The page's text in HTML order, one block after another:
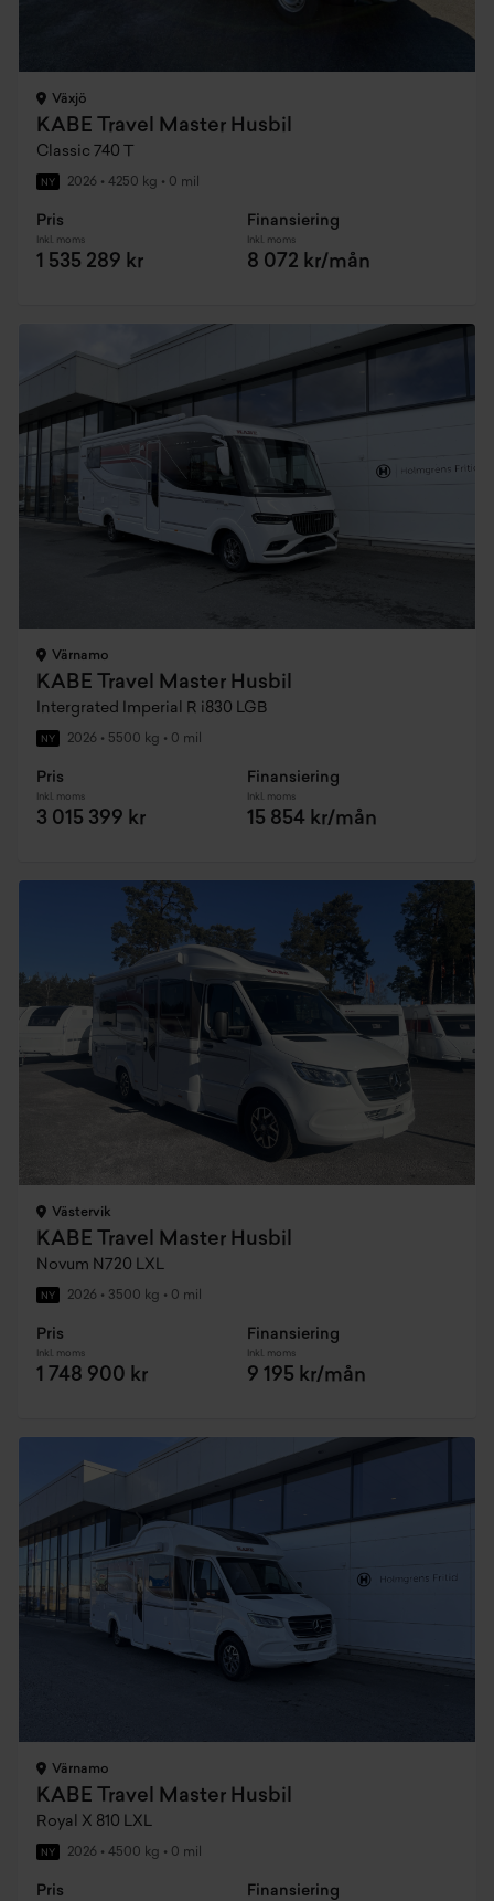
Växjö
KABE Travel Master Husbil
Classic 740 T
NY 2026 • 4250 kg • 0 mil
Pris
Inkl. moms
1 535 289 kr
Finansiering
Inkl. moms
8 072 kr/mån
Värnamo
KABE Travel Master Husbil
Intergrated Imperial R i830 LGB
NY 2026 • 5500 kg • 0 mil
Pris
Inkl. moms
3 015 399 kr
Finansiering
Inkl. moms
15 854 kr/mån
Västervik
KABE Travel Master Husbil
Novum N720 LXL
NY 2026 • 3500 kg • 0 mil
Pris
Inkl. moms
1 748 900 kr
Finansiering
Inkl. moms
9 195 kr/mån
Värnamo
KABE Travel Master Husbil
Royal X 810 LXL
NY 2026 • 4500 kg • 0 mil
Pris Finansiering